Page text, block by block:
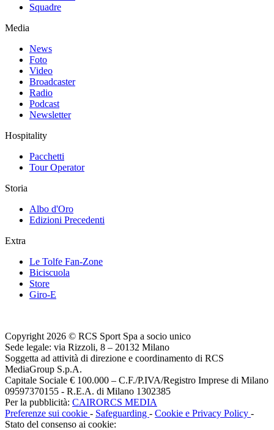
Squadre
Media
News
Foto
Video
Broadcaster
Radio
Podcast
Newsletter
Hospitality
Pacchetti
Tour Operator
Storia
Albo d'Oro
Edizioni Precedenti
Extra
Le Tolfe Fan-Zone
Biciscuola
Store
Giro-E
Copyright 2026 © RCS Sport Spa a socio unico
Sede legale: via Rizzoli, 8 – 20132 Milano
Soggetta ad attività di direzione e coordinamento di RCS
MediaGroup S.p.A.
Capitale Sociale € 100.000 – C.F./P.IVA/Registro Imprese di Milano
09597370155 - R.E.A. di Milano 1302385
Per la pubblicità: CAIRORCS MEDIA
Preferenze sui cookie - Safeguarding - Cookie e Privacy Policy -
Stato del consenso ai cookie: